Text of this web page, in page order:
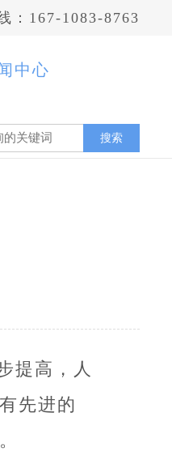
：167-1083-8763
中心
搜索
提高，人
先进的